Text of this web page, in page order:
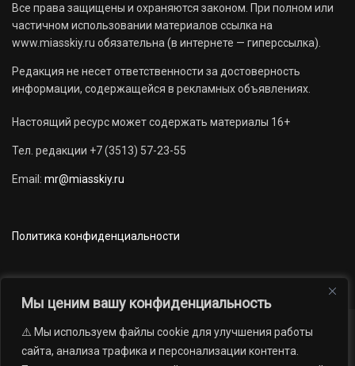
Мы ценим вашу конфиденциальность
⚠️ Мы используем файлы cookie для улучшения работы
сайта, анализа трафика и персонализации контента.
Все права защищены и охраняются законом. При полном или
частичном использовании материалов ссылка на
www.miasskiy.ru обязательна (в интернете — гиперссылка).
Редакция не несет ответственности за достоверность
информации, содержащейся в рекламных объявлениях.
Настоящий ресурс может содержать материалы 16+
Тел. редакции +7 (3513) 57-23-55
Email: mr@miasskiy.ru
Политика конфиденциальности
Новости Наши проекты
Официально
АРХИВ
16+